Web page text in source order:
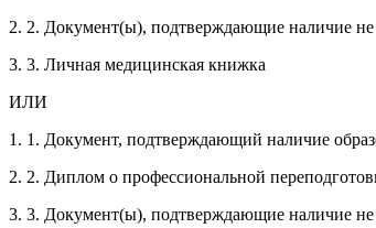
2. 2. Документ(ы), подтверждающие наличие не
3. 3. Личная медицинская книжка
ИЛИ
1. 1. Документ, подтверждающий наличие
2. 2. Диплом о профессиональной
3. 3. Документ(ы), подтверждающие наличие не